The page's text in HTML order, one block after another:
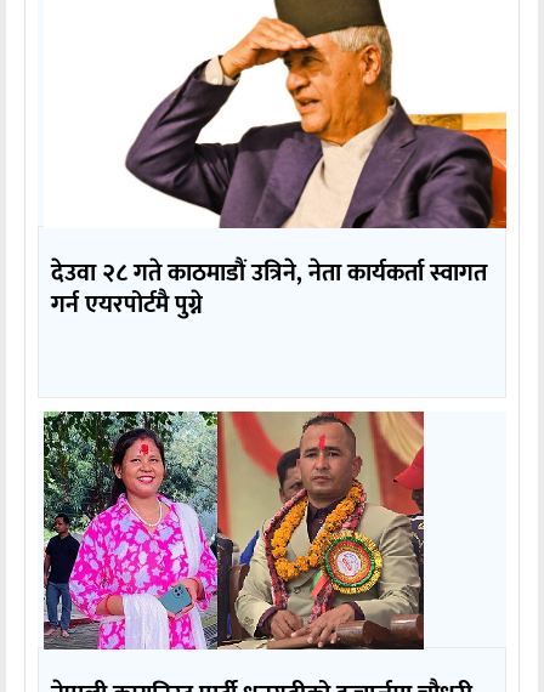
देउवा २८ गते काठमाडौं उत्रिने, नेता कार्यकर्ता स्वागत
गर्न एयरपोर्टमै पुग्ने